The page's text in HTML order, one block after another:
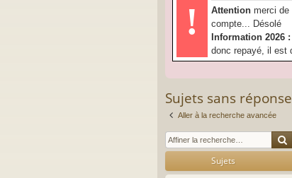
!
Attention merci de
compte... Désolé
Information 2026 :
donc repayé, il est
Sujets sans réponse
Aller à la recherche avancée
Sujets